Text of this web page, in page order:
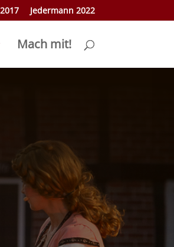
Jedermann 2022
Mach mit!